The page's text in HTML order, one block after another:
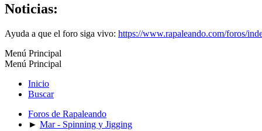
Noticias:
Ayuda a que el foro siga vivo: https://www.rapaleando.com/foros/
Menú Principal
Menú Principal
Inicio
Buscar
Foros de Rapaleando
► Mar - Spinning y Jigging